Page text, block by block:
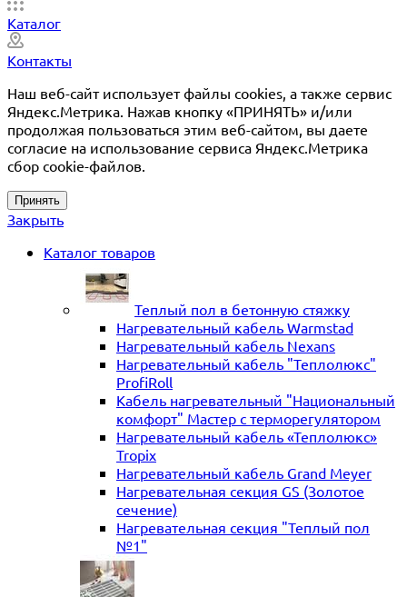
Каталог
Контакты
Наш веб-сайт использует файлы cookies, а также сервис
Яндекс.Метрика. Нажав кнопку «ПРИНЯТЬ» и/или
продолжая пользоваться этим веб-сайтом, вы даете
согласие на использование сервиса Яндекс.Метрика
сбор cookie-файлов.
Принять
Закрыть
Каталог товаров
Теплый пол в бетонную стяжку
Нагревательный кабель Warmstad
Нагревательный кабель Nexans
Нагревательный кабель "Теплолюкс"
ProfiRoll
Кабель нагревательный "Национальный
комфорт" Мастер с терморегулятором
Нагревательный кабель «Теплолюкс»
Tropix
Нагревательный кабель Grand Meyer
Нагревательная секция GS (Золотое
сечение)
Нагревательная секция "Теплый пол
№1"